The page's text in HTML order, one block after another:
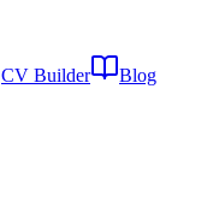
CV Builder Blog